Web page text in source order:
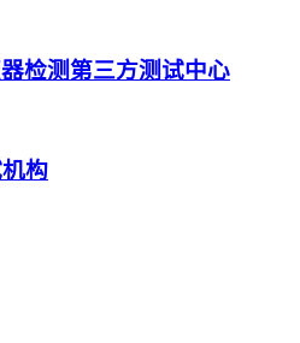
检测第三方测试中心
构